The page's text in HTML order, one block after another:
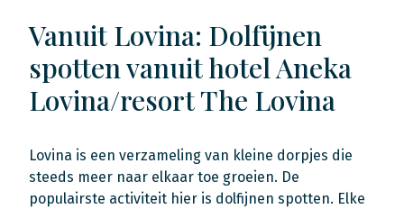
Vanuit Lovina: Dolfijnen
spotten vanuit hotel Aneka
Lovina/resort The Lovina
Lovina is een verzameling van kleine dorpjes die
steeds meer naar elkaar toe groeien. De
populairste activiteit hier is dolfijnen spotten. Elke